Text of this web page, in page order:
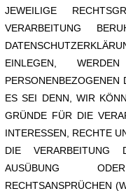
JEWEILIGE
VERARBEITUNG
EINLEGEN,
PERSONENBEZOGENEN
ES SEI DENN, WIR
GRÜNDE FÜR DIE
INTERESSEN, RECHTE
DIE VERARBEITUNG
AUSÜBUNG
RECHTSANSPRÜCHEN